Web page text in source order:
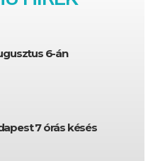
6-án
7 órás késés